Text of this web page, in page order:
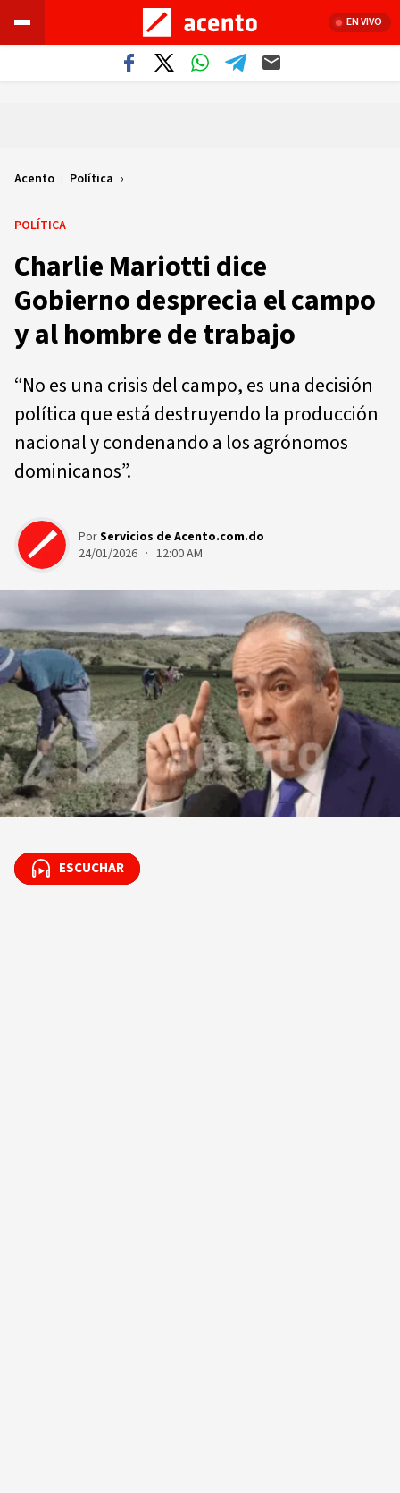
EN VIVO
Acento | Política
POLÍTICA
Charlie Mariotti dice
Gobierno desprecia el campo
y al hombre de trabajo
“No es una crisis del campo, es una decisión
política que está destruyendo la producción
nacional y condenando a los agrónomos
dominicanos”.
PorServicios de Acento.com.do
24/01/2026 · 12:00 AM
ESCUCHAR
ESCUCHAR